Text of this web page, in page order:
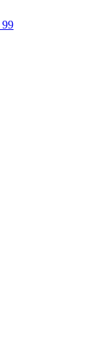
99